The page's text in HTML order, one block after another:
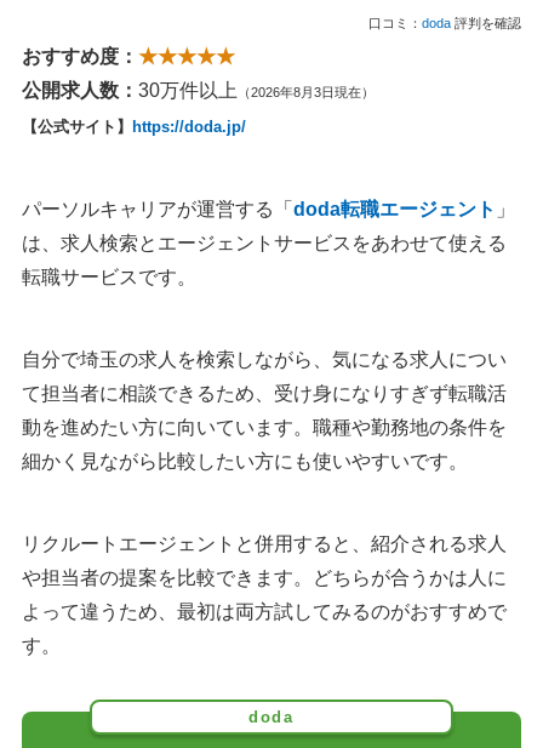
口コミ： doda 評判を確認
おすすめ度： ★★★★★
公開求人数： 30万件以上 （2026年8月3日現在）
【公式サイト】 https://doda.jp/
パーソルキャリアが運営する「 doda転職エージェント 」
は、求人検索とエージェントサービスをあわせて使える
転職サービスです。
自分で埼玉の求人を検索しながら、気になる求人につい
て担当者に相談できるため、受け身になりすぎず転職活
動を進めたい方に向いています。職種や勤務地の条件を
細かく見ながら比較したい方にも使いやすいです。
リクルートエージェントと併用すると、紹介される求人
や担当者の提案を比較できます。どちらが合うかは人に
よって違うため、最初は両方試してみるのがおすすめで
す。
doda